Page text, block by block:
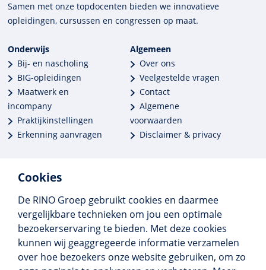
Cookies
De RINO Groep gebruikt cookies en daarmee
vergelijkbare technieken om jou een optimale
bezoekerservaring te bieden. Met deze cookies
kunnen wij geaggregeerde informatie verzamelen
over hoe bezoekers onze website gebruiken, om zo
Samen met onze top­docenten bieden we innova­tieve
opleidingen, cursussen en congres­sen op maat.
Onderwijs
Bij- en nascholing
BIG-opleidingen
Maatwerk en
incompany
Praktijkinstellingen
Erkenning aanvragen
Algemeen
Over ons
Veelgestelde vragen
Contact
Algemene
voorwaarden
Disclaimer & privacy
Meer dan 250 opleidingen
Alle BIG-opleidingen in huis
Cedeo-erkend en CRKBO-geregistreerd
Gemiddelde beoordeling 8,4